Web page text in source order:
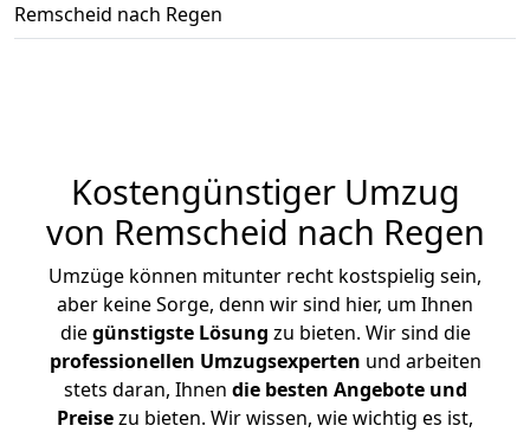
Remscheid nach Regen
Kostengünstiger Umzug
von Remscheid nach Regen
Umzüge können mitunter recht kostspielig sein,
aber keine Sorge, denn wir sind hier, um Ihnen
diegünstigste Lösung zu bieten. Wir sind die
professionellen Umzugsexperten und arbeiten
stets daran, Ihnen die besten Angebote und
Preisezu bieten. Wir wissen, wie wichtig es ist,